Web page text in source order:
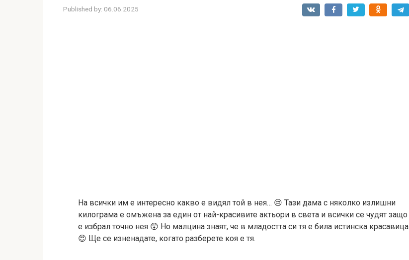
Published by: 06.06.2025
На всички им е интересно какво е видял той в нея… 😢 Тази дама с няколко излишни
килограма е омъжена за един от най-красивите актьори в света и всички се чудят защо
е избрал точно нея 😲 Но малцина знаят, че в младостта си тя е била истинска красавица
😍 Ще се изненадате, когато разберете коя е тя.